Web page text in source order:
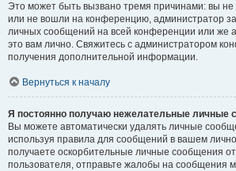
Это может быть вызвано тремя причинами: вы не
или не вошли на конференцию, администратор
личных сообщений на всей конференции или же
это вам лично. Свяжитесь с администратором
получения дополнительной информации.
Вернуться к началу
Я постоянно получаю нежелательные личные
Вы можете автоматически удалять личные
используя правила для сообщений в вашем
получаете оскорбительные личные сообщения от
пользователя, отправьте жалобы на сообщения